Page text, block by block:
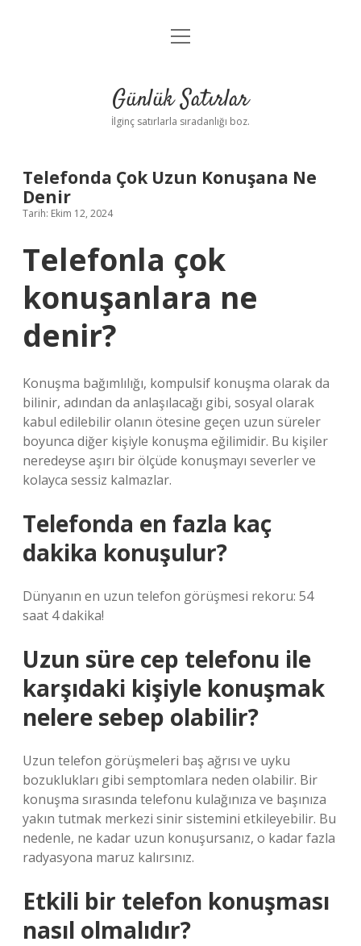
Anasayfa
Yasal Uyarı
menüyü
Günlük Satırlar
İlginç satırlarla sıradanlığı boz.
Telefonda Çok Uzun Konuşana Ne
Denir
Tarih: Ekim 12, 2024
Telefonla çok
konuşanlara ne
denir?
Konuşma bağımlılığı, kompulsif konuşma olarak da
bilinir, adından da anlaşılacağı gibi, sosyal olarak
kabul edilebilir olanın ötesine geçen uzun süreler
boyunca diğer kişiyle konuşma eğilimidir. Bu kişiler
neredeyse aşırı bir ölçüde konuşmayı severler ve
kolayca sessiz kalmazlar.
Telefonda en fazla kaç
dakika konuşulur?
Dünyanın en uzun telefon görüşmesi rekoru: 54
saat 4 dakika!
Uzun süre cep telefonu ile
karşıdaki kişiyle konuşmak
nelere sebep olabilir?
Uzun telefon görüşmeleri baş ağrısı ve uyku
bozuklukları gibi semptomlara neden olabilir. Bir
konuşma sırasında telefonu kulağınıza ve başınıza
yakın tutmak merkezi sinir sistemini etkileyebilir. Bu
nedenle, ne kadar uzun konuşursanız, o kadar fazla
radyasyona maruz kalırsınız.
Etkili bir telefon konuşması
nasıl olmalıdır?